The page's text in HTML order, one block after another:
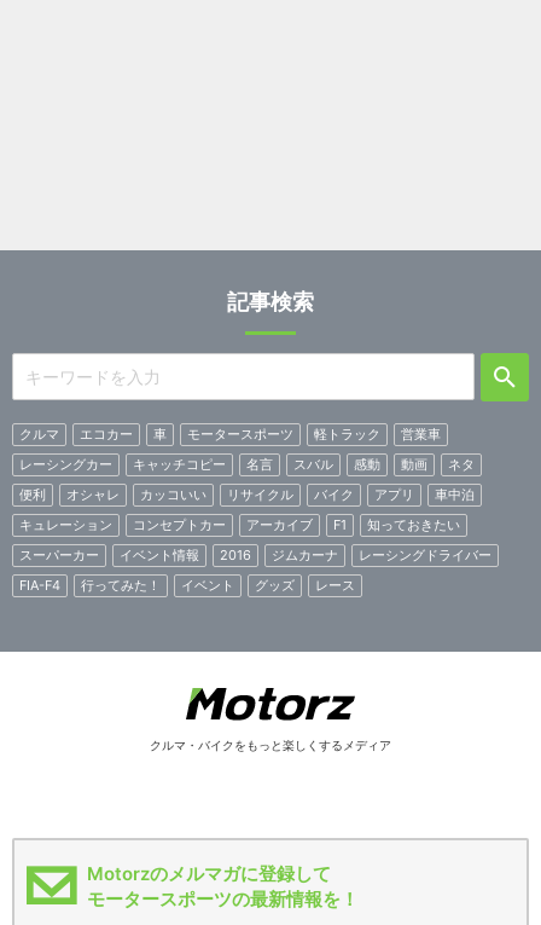
記事検索
クルマ エコカー 車 モータースポーツ 軽トラック
営業車
レーシングカー
キャッチコピー 名言 スバル 感動 動画
ネタ
便利
オシャレ カッコいい リサイクル バイク アプリ
車中泊
キュレーション
コンセプトカー アーカイブ F1
知っておきたい
スーパーカー
イベント情報 2016 ジムカーナ
レーシングドライバー
FIA-F4
行ってみた！ イベント グッズ レース
クルマ・バイクをもっと楽しくするメディア
Motorzのメルマガに登録して
モータースポーツの最新情報を！